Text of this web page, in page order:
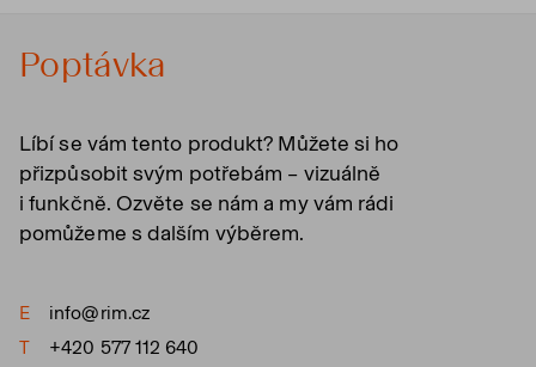
Poptávka
Líbí se vám tento produkt? Můžete si ho
přizpůsobit svým potřebám – vizuálně
i funkčně. Ozvěte se nám a my vám rádi
pomůžeme s dalším výběrem.
E
info@rim.cz
T
+420 577 112 640